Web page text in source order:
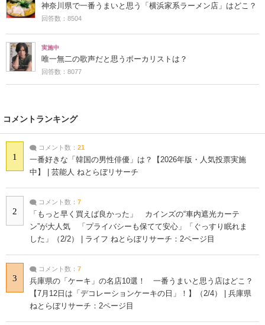
神奈川県で一番うまいと思う「横浜家系ラーメン店」はどこ？
回答数：8504
実施中
唯一無二の歌声だと思うボーカリストは？
回答数：8077
コメントランキング
1
コメント数： 21
一番好きな「韓国の男性俳優」は？【2026年版・人気投票実施
中】 | 芸能人 ねとらぼリサーチ
2
コメント数： 7
「もっと早く買えば良かった」 カインズの“車内遮光カーテ
ン”が大人気 「プライバシーも保てて安心」「ぐっすり眠れま
した」（2/2） | ライフ ねとらぼリサーチ：2ページ目
3
コメント数： 7
兵庫県の「ケーキ」の名店10選！ 一番うまいと思う店はどこ？
【7月12日は「デコレーションケーキの日」！】（2/4） | 兵庫県
ねとらぼリサーチ：2ページ目